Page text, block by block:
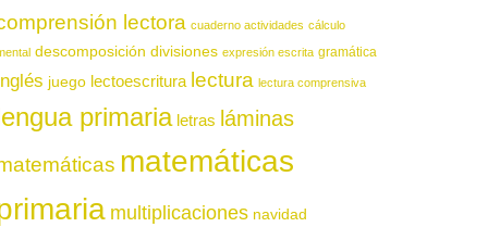
lectora cuaderno actividades cálculo
descomposición divisiones expresión escrita gramática
juego lectoescritura lectura lectura comprensiva
primaria letras láminas
matemáticas
multiplicaciones navidad